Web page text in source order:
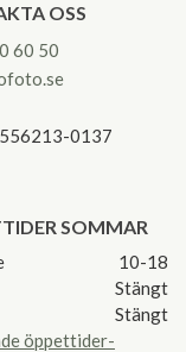
OSS
60 50
0137
SOMMAR
10-18
Stängt
Stängt
öppettider-